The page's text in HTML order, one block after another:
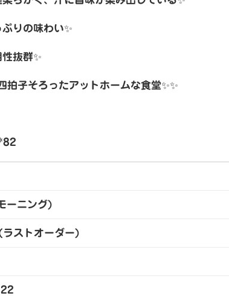
りの味わい✨
抜群✨
拍子そろったアットホームな食堂✨✨
ーニング)
ストオーダー)